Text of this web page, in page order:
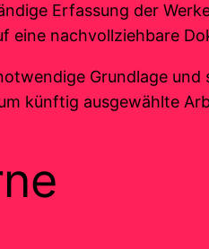
Erfassung der
eine nachvollziehbare
Grundlage
künftig ausgewählte